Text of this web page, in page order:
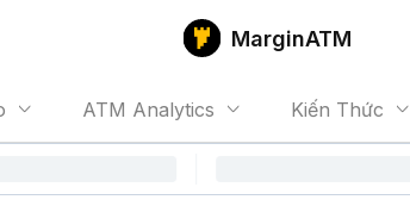
MarginATM
ATM Analytics Kiến Thức